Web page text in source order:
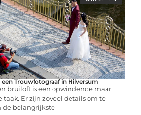
een Trouwfotograaf in Hilversum
bruiloft is een opwindende maar
taak. Er zijn zoveel details om te
de belangrijkste